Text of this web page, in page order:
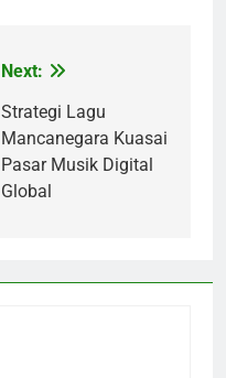
Next:
Strategi Lagu
Mancanegara Kuasai
Pasar Musik Digital
Global